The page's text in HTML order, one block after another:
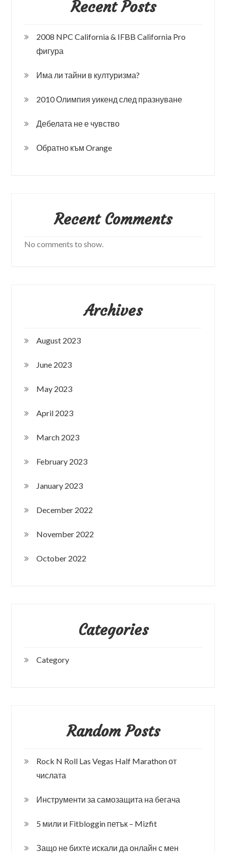
Recent Posts
2008 NPC California & IFBB California Pro
фигура
Има ли тайни в културизма?
2010 Олимпия уикенд след празнуване
Дебелата не е чувство
Обратно към Orange
Recent Comments
No comments to show.
Archives
August 2023
June 2023
May 2023
April 2023
March 2023
February 2023
January 2023
December 2022
November 2022
October 2022
Categories
Category
Random Posts
Rock N Roll Las Vegas Half Marathon от
числата
Инструменти за самозащита на бегача
5 мили и Fitbloggin петък – Mizfit
Защо не бихте искали да онлайн с мен